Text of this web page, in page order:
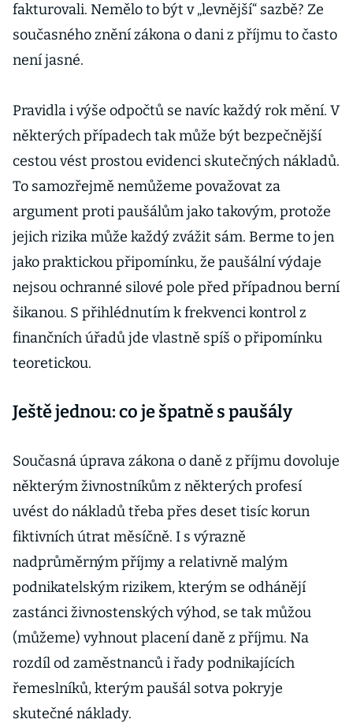
fakturovali. Nemělo to být v „levnější“ sazbě? Ze
současného znění zákona o dani z příjmu to často
není jasné.
Pravidla i výše odpočtů se navíc každý rok mění. V
některých případech tak může být bezpečnější
cestou vést prostou evidenci skutečných nákladů.
To samozřejmě nemůžeme považovat za
argument proti paušálům jako takovým, protože
jejich rizika může každý zvážit sám. Berme to jen
jako praktickou připomínku, že paušální výdaje
nejsou ochranné silové pole před případnou berní
šikanou. S přihlédnutím k frekvenci kontrol z
finančních úřadů jde vlastně spíš o připomínku
teoretickou.
Ještě jednou: co je špatně s paušály
Současná úprava zákona o daně z příjmu dovoluje
některým živnostníkům z některých profesí
uvést do nákladů třeba přes deset tisíc korun
fiktivních útrat měsíčně. I s výrazně
nadprůměrným příjmy a relativně malým
podnikatelským rizikem, kterým se odhánějí
zastánci živnostenských výhod, se tak můžou
(můžeme) vyhnout placení daně z příjmu. Na
rozdíl od zaměstnanců i řady podnikajících
řemeslníků, kterým paušál sotva pokryje
skutečné náklady.